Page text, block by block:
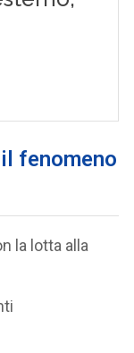
fenomeno
la lotta alla